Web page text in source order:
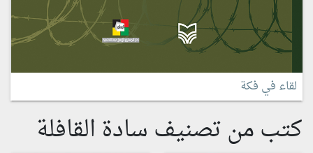
لقاء في فكة
كتب من تصنيف سادة القافلة